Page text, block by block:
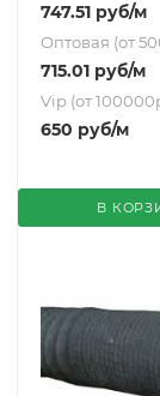
747.51 руб/м
Оптовая (от
715.01 руб/м
Vip (от
650 руб/м
В